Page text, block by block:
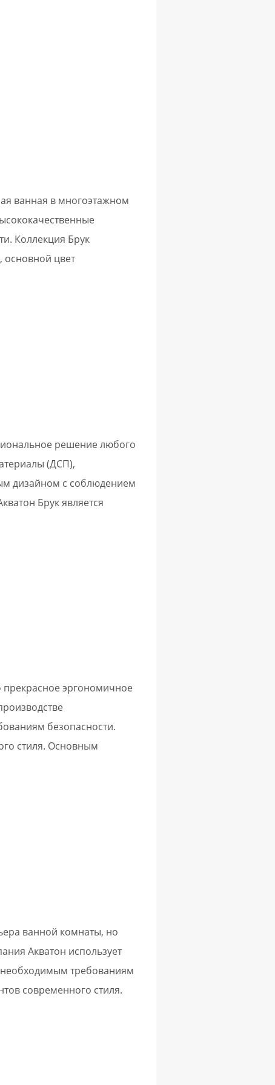
ванная в многоэтажном
Коллекция Брук
основной цвет
решение любого
(ДСП),
дизайном с соблюдением
Брук является
прекрасное эргономичное
безопасности.
стиля. Основным
ванной комнаты, но
Акватон использует
требованиям
современного стиля.